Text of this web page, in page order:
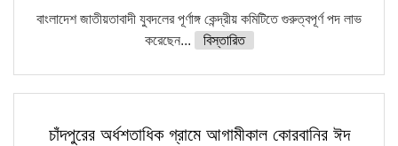
ফরিদগঞ্জে আগুনে পুড়লো ৬ ব্যবসা প্রতিষ্ঠান
বাংলাদেশ জাতীয়তাবাদী যুবদলের পূর্ণাঙ্গ কেন্দ্রীয় কমিটিতে গুরুত্বপূর্ণ পদ লাভ
করেছেন...
বিস্তারিত
চাঁদপুরের অর্ধশতাধিক গ্রামে আগামীকাল কোরবানির ঈদ